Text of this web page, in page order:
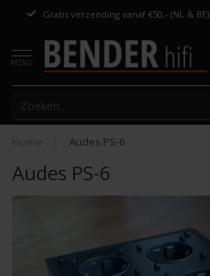
Gratis verzending vanaf €50,- (NL & BE)
MENU
Home Audes PS-6
Audes PS-6